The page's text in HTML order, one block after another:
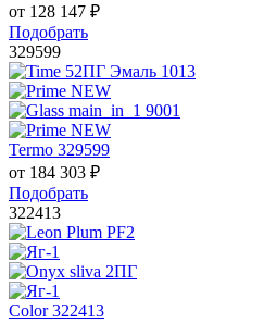
от 128 147 ₽
Подобрать
329599
Termo 329599
от 184 303 ₽
Подобрать
322413
Color 322413